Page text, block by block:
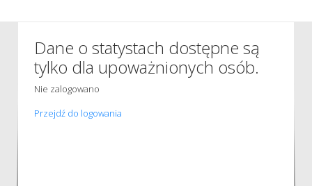
Dane o statystach dostępne są
tylko dla upoważnionych osób.
Nie zalogowano
Przejdź do logowania